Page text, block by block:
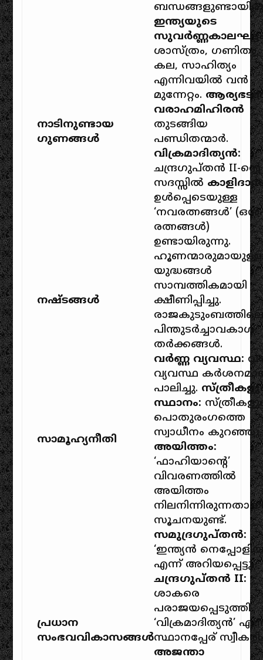
നാടിനുണ്ടായ
ഗുണങ്ങൾ
ഇന്ത്യയുടെ
ശാസ്ത്രം, ഗണിതം,
കല, സാഹിത്യം
എന്നിവയിൽ വൻ
മുന്നേറ്റം.
വരാഹമിഹിരൻ
തുടങ്ങിയ
പണ്ഡിതന്മാർ.
വിക്രമാദിത്യൻ:
ചന്ദ്രഗുപ്തൻ II-ൻ്റെ
സദസ്സിൽ
ഉൾപ്പെടെയുള്ള
‘നവരത്നങ്ങൾ’
രത്നങ്ങൾ)
ഉണ്ടായിരുന്നു.
നഷ്ടങ്ങൾ
ഹൂണന്മാരുമായുള്ള
യുദ്ധങ്ങൾ
സാമ്പത്തികമായി
ക്ഷീണിപ്പിച്ചു.
പിന്തുടർച്ചാവകാശ
തർക്കങ്ങൾ.
സാമൂഹ്യനീതി
വർണ്ണ വ്യവസ്ഥ:
വ്യവസ്ഥ
പാലിച്ചു.
സ്ഥാനം:
പൊതുരംഗത്തെ
സ്വാധീനം കുറഞ്ഞു.
അയിത്തം:
‘ഫാഹിയാൻ്റെ’
വിവരണത്തിൽ
അയിത്തം
സൂചനയുണ്ട്.
പ്രധാന
സംഭവവികാസങ്ങൾ
സമുദ്രഗുപ്തൻ:
‘ഇന്ത്യൻ
എന്ന് അറിയപ്പെട്ടു.
ചന്ദ്രഗുപ്തൻ II:
ശാകരെ
പരാജയപ്പെടുത്തി
‘വിക്രമാദിത്യൻ’
സ്ഥാനപ്പേര്
അജന്താ